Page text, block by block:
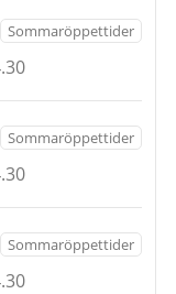
Sommaröppettider
Sommaröppettider
Sommaröppettider